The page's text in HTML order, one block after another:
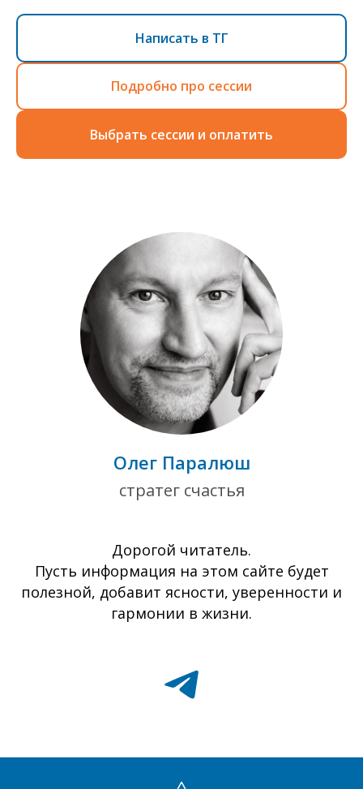
Написать в ТГ
Подробно про сессии
Выбрать сессии и оплатить
Олег Паралюш
стратег счастья
Дорогой читатель.
Пусть информация на этом сайте будет
полезной, добавит ясности, уверенности и
гармонии в жизни.